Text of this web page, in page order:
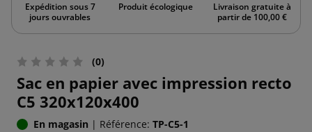
Expédition sous 7
jours ouvrables
Produit écologique
Livraison gratuite à
partir de 100,00 €
(0)
Sac en papier avec impression recto
C5 320x120x400
En magasin | Référence: TP-C5-1